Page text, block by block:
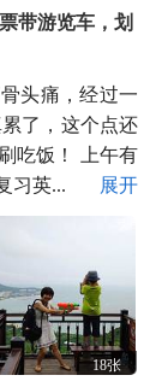
带游览车，划
头痛，经过一
了，这个点还
吃饭！ 上午有
英...
展开
18张